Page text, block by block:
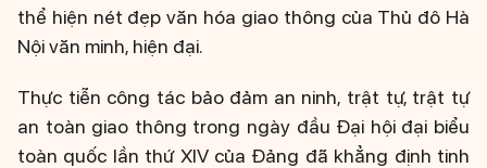
thể hiện nét đẹp văn hóa giao thông của Thủ đô Hà
Nội văn minh, hiện đại.
Thực tiễn công tác bảo đảm an ninh, trật tự, trật tự
an toàn giao thông trong ngày đầu Đại hội đại biểu
toàn quốc lần thứ XIV của Đảng đã khẳng định tinh